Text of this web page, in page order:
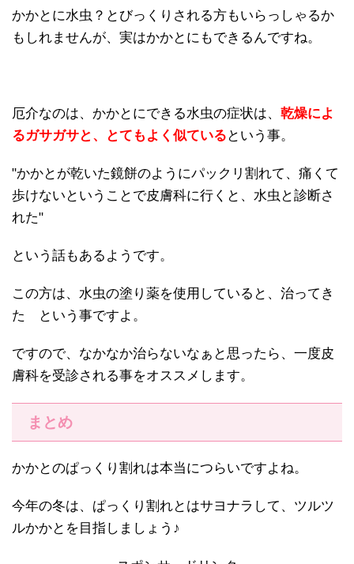
かかとに水虫？とびっくりされる方もいらっしゃるか
もしれませんが、実はかかとにもできるんですね。
厄介なのは、かかとにできる水虫の症状は、 乾燥によ
るガサガサと、とてもよく似ている という事。
"かかとが乾いた鏡餅のようにパックリ割れて、痛くて
歩けないということで皮膚科に行くと、水虫と診断さ
れた"
という話もあるようです。
この方は、水虫の塗り薬を使用していると、治ってき
た という事ですよ。
ですので、なかなか治らないなぁと思ったら、一度皮
膚科を受診される事をオススメします。
まとめ
かかとのぱっくり割れは本当につらいですよね。
今年の冬は、ぱっくり割れとはサヨナラして、ツルツ
ルかかとを目指しましょう♪